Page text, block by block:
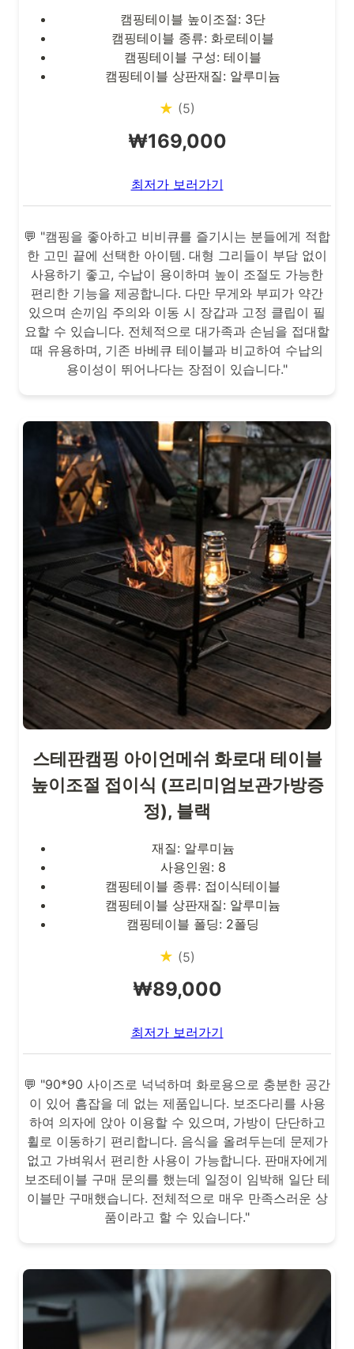
캠핑테이블 높이조절: 3단
캠핑테이블 종류: 화로테이블
캠핑테이블 구성: 테이블
캠핑테이블 상판재질: 알루미늄
★ (5)
₩169,000
최저가 보러가기
💬 "캠핑을 좋아하고 비비큐를 즐기시는 분들에게 적합
한 고민 끝에 선택한 아이템. 대형 그리들이 부담 없이
사용하기 좋고, 수납이 용이하며 높이 조절도 가능한
편리한 기능을 제공합니다. 다만 무게와 부피가 약간
있으며 손끼임 주의와 이동 시 장갑과 고정 클립이 필
요할 수 있습니다. 전체적으로 대가족과 손님을 접대할
때 유용하며, 기존 바베큐 테이블과 비교하여 수납의
용이성이 뛰어나다는 장점이 있습니다."
스테판캠핑 아이언메쉬 화로대 테이블
높이조절 접이식 (프리미엄보관가방증
정), 블랙
재질: 알루미늄
사용인원: 8
캠핑테이블 종류: 접이식테이블
캠핑테이블 상판재질: 알루미늄
캠핑테이블 폴딩: 2폴딩
★ (5)
₩89,000
최저가 보러가기
💬 "90*90 사이즈로 넉넉하며 화로용으로 충분한 공간
이 있어 흠잡을 데 없는 제품입니다. 보조다리를 사용
하여 의자에 앉아 이용할 수 있으며, 가방이 단단하고
휠로 이동하기 편리합니다. 음식을 올려두는데 문제가
없고 가벼워서 편리한 사용이 가능합니다. 판매자에게
보조테이블 구매 문의를 했는데 일정이 임박해 일단 테
이블만 구매했습니다. 전체적으로 매우 만족스러운 상
품이라고 할 수 있습니다."